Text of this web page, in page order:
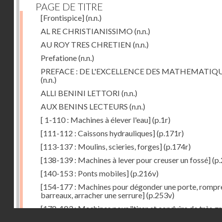
PAGE DE TITRE
[Frontispice](n.n.)
AL RE CHRISTIANISSIMO (n.n.)
AU ROY TRES CHRETIEN (n.n.)
Prefatione(n.n.)
PREFACE : DE L'EXCELLENCE DES
(n.n.)
ALLI BENINI LETTORI (n.n.)
AUX BENINS LECTEURS (n.n.)
[ 1-110 : Machines à élever l'eau](p.1r)
[111-112 : Caissons hydrauliques](p.171r)
[113-137 : Moulins, scieries, forges](p.174r)
[138-139 : Machines à lever pour creuser un fossé]
[140-153 : Ponts mobiles](p.216v)
[154-177 : Machines pour dégonder une porte,
barreaux, arracher une serrure](p.253v)
[178-183 : Machines pour "tirer et conduire de très